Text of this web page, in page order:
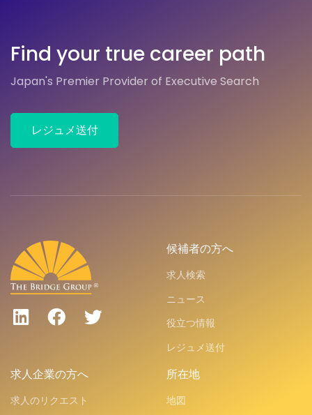
Find your true career path
Japan's Premier Provider of Executive Search
レジュメ送付
候補者の方へ
求人検索
ニュース
役立つ情報
レジュメ送付
求人企業の方へ
求人のリクエスト
所在地
地図